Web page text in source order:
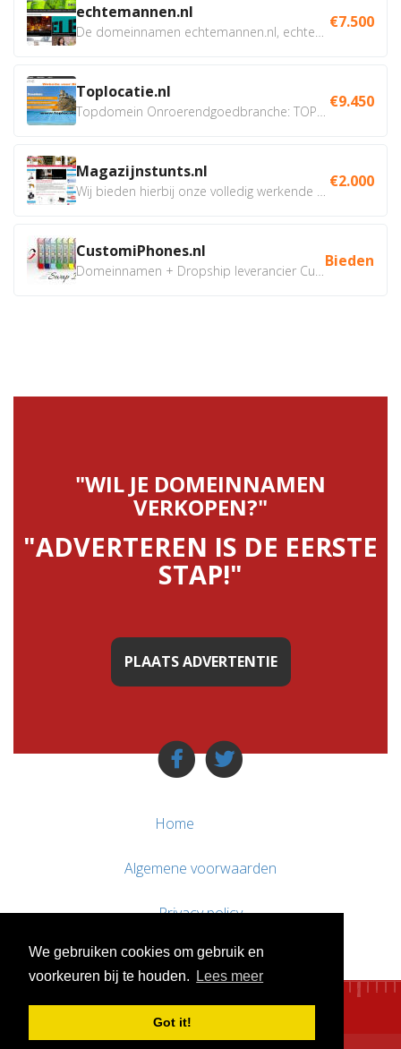
We gebruiken cookies om gebruik en
voorkeuren bij te houden.
Lees meer
Got it!
echtemannen.nl €7.500
Toplocatie.nl €9.450
Magazijnstunts.nl €2.000
CustomiPhones.nl Bieden
"WIL JE DOMEINNAMEN
VERKOPEN?"
"ADVERTEREN IS DE EERSTE
STAP!"
PLAATS ADVERTENTIE
Home
Algemene voorwaarden
Privacy policy
Contact / Support